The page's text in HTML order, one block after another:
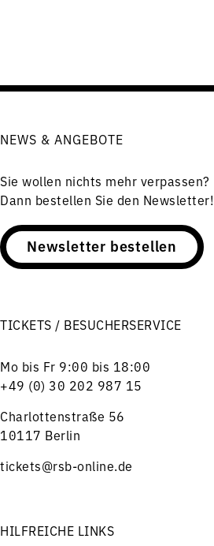
NEWS & ANGEBOTE
Sie wollen nichts mehr verpassen?
Dann bestellen Sie den Newsletter!
Newsletter bestellen
TICKETS / BESUCHERSERVICE
Mo bis Fr 9:00 bis 18:00
+49 (0) 30 202 987 15
Charlottenstraße 56
10117 Berlin
tickets@rsb-online.de
HILFREICHE LINKS